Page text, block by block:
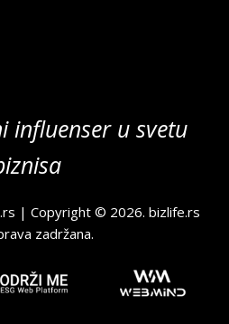
influenser u svetu
| Copyright © 2026.bizlife.rs
zadržana.